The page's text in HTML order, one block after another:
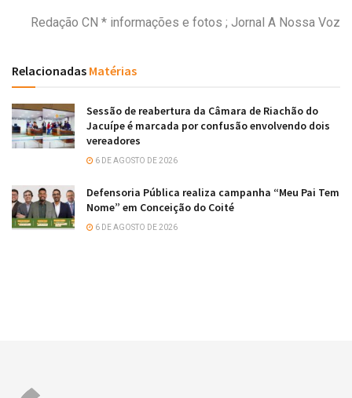
Redação CN * informações e fotos ; Jornal A Nossa Voz
Relacionadas Matérias
Sessão de reabertura da Câmara de Riachão do
Jacuípe é marcada por confusão envolvendo dois
vereadores
6 DE AGOSTO DE 2026
Defensoria Pública realiza campanha “Meu Pai Tem
Nome” em Conceição do Coité
6 DE AGOSTO DE 2026